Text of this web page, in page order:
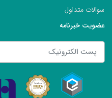
سوالات متداول
عضویت خبرنامه